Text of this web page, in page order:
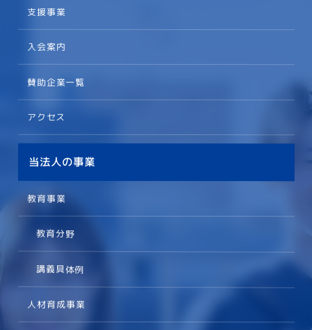
支援事業
入会案内
賛助企業一覧
アクセス
当法人の事業
教育事業
教育分野
講義具体例
人材育成事業